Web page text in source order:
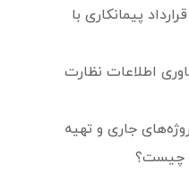
پیمانکاری با
اطلاعات نظارت
جاری و تهیه
چیست؟